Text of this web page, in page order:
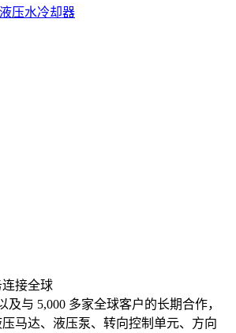
液压水冷却器
接全球
及与 5,000 多家全球客户的长期合作，
马达、液压泵、转向控制单元、方向